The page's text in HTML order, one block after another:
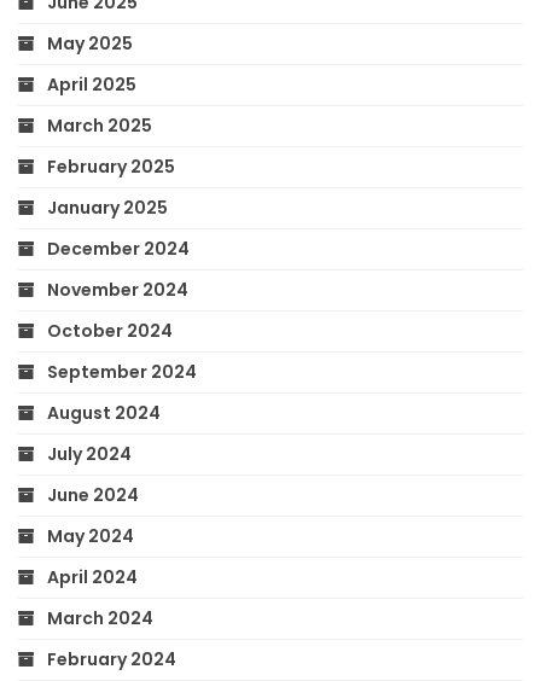
May 2025
April 2025
March 2025
February 2025
January 2025
December 2024
November 2024
October 2024
September 2024
August 2024
July 2024
June 2024
May 2024
April 2024
March 2024
February 2024